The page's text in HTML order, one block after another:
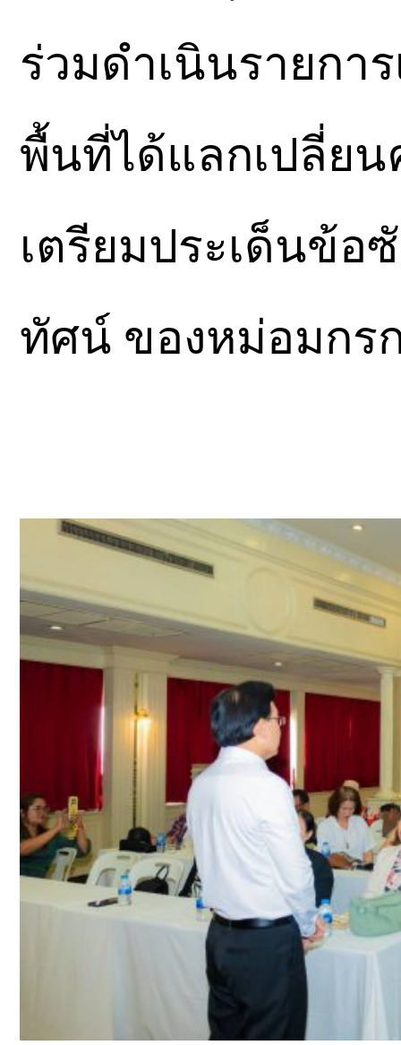
ร่วมดำเนินรายกา
พื้นที่ได้แลกเปลี่ย
เตรียมประเด็นข้อ
ทัศน์ ของหม่อมกร